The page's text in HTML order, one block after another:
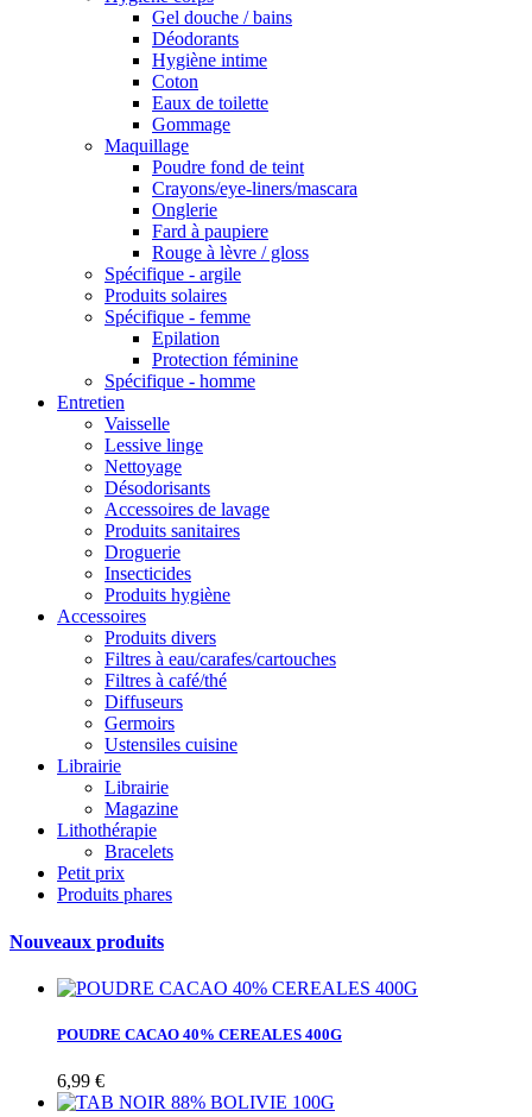
Gel douche / bains
Déodorants
Hygiène intime
Coton
Eaux de toilette
Gommage
Maquillage
Poudre fond de teint
Crayons/eye-liners/mascara
Onglerie
Fard à paupiere
Rouge à lèvre / gloss
Spécifique - argile
Produits solaires
Spécifique - femme
Epilation
Protection féminine
Spécifique - homme
Entretien
Vaisselle
Lessive linge
Nettoyage
Désodorisants
Accessoires de lavage
Produits sanitaires
Droguerie
Insecticides
Produits hygiène
Accessoires
Produits divers
Filtres à eau/carafes/cartouches
Filtres à café/thé
Diffuseurs
Germoirs
Ustensiles cuisine
Librairie
Librairie
Magazine
Lithothérapie
Bracelets
Petit prix
Produits phares
Nouveaux produits
POUDRE CACAO 40% CEREALES 400G
6,99 €